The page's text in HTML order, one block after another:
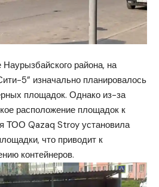
района, на
5” изначально планировалось
площадок. Однако из-за
расположение площадок к
ТОО Qazaq Stroy установила
что приводит к
контейнеров.